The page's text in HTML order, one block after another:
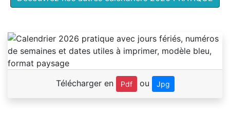
Télécharger en Pdf ou Jpg